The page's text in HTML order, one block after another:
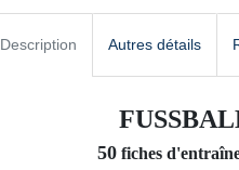
Description Autres détails
50 fiches